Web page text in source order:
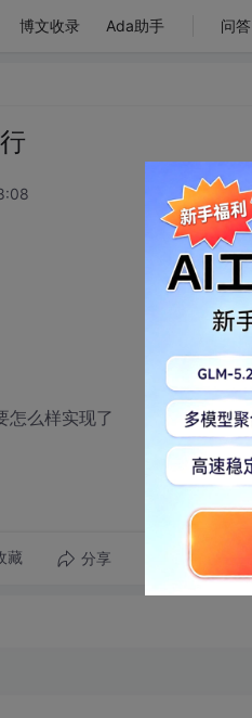
博文收录 Ada助手 问答
怎么样实现了
藏 分享 转发到动态